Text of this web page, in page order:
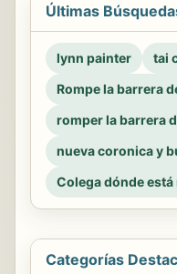
Últimas
lynn painter
tai
Rompe la barrera
romper la barrera
nueva coronica y
Colega dónde está
Categorías